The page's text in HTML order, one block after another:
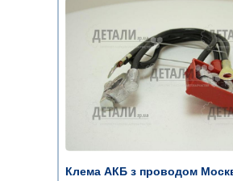
Клема АКБ з проводом